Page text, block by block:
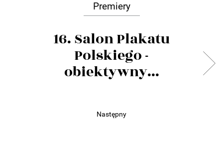
Premiery
16. Salon Plakatu
Polskiego -
obiektywny...
Następny